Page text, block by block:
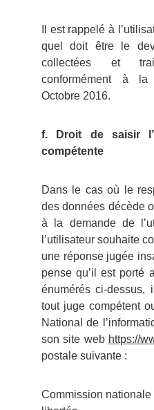
Il est rappelé à
quel doit être le
collectées et
conformément à
Octobre 2016.
f. Droit de saisir
compétente
Dans le cas où le
des données décède
à la demande de
l’utilisateur souhaite
une réponse jugée
pense qu’il est porté
énumérés ci-
tout juge compétent
National de
son site web https://
postale suivante :
Commission nationale